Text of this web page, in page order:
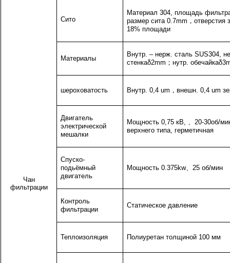
Чан
фильтрации
Сито
Материал 304, площадь
размер сита 0.7mm ，отверстия
18% площади
Материалы
Внутр. – нерж. сталь SUS304,
стенкаδ2mm ；нутр.
шероховатость Внутр. 0,4 um ，внешн. 0,4 um
Двигатель
электрической
мешалки
Мощность 0,75 кВ,
20-30об/
верхнего типа, герметичная
Спуско-
подьёмный
двигатель
Мощность 0.375kw、 25 об/мин
Контроль
фильтрации
Статическое давление
Теплоизоляция Полиуретан толщиной 100 мм